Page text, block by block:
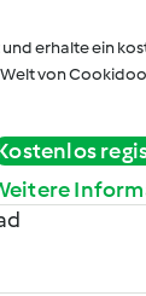
erhalte ein
von